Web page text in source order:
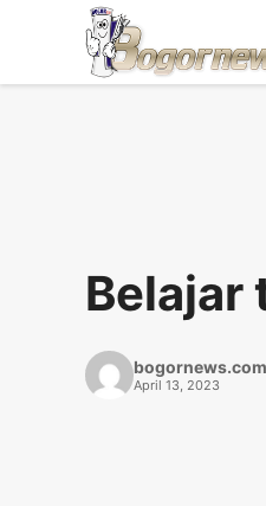
Belajar
bogornews.com
April 13, 2023